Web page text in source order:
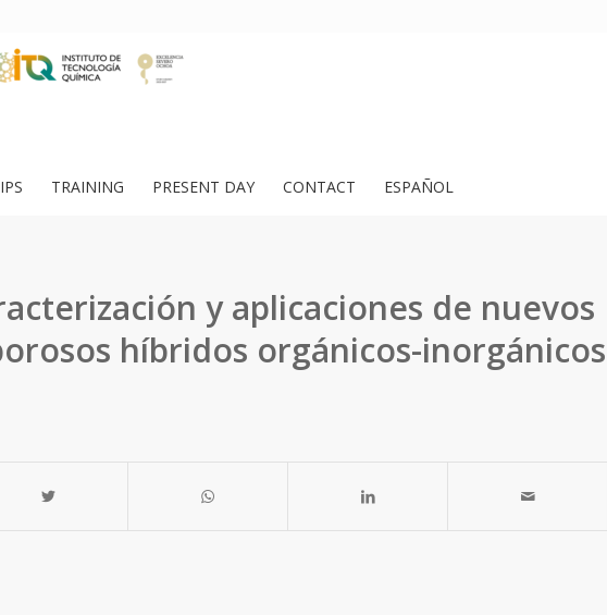
TRAINING PRESENT DAY CONTACT ESPAÑOL
y aplicaciones de nuevos
híbridos orgánicos-inorgánicos